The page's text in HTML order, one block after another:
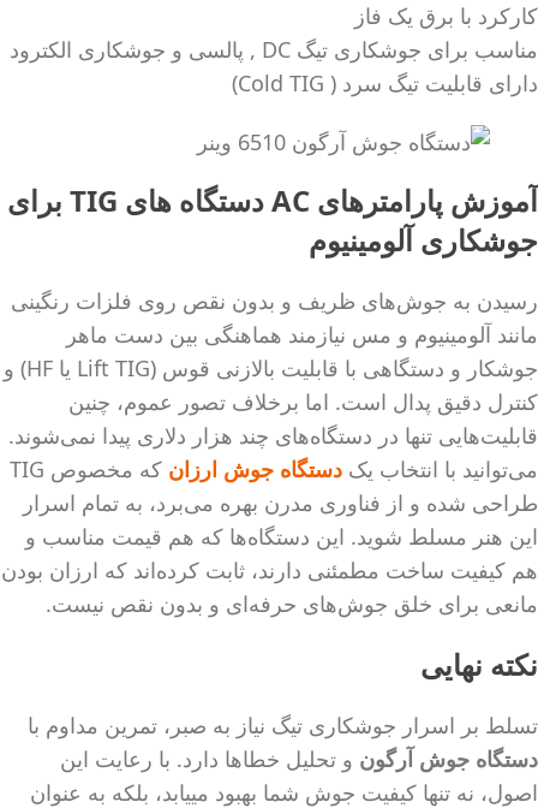
کارکرد با برق یک فاز
مناسب برای جوشکاری تیگ DC , پالسی و جوشکاری الکترود
دارای قابلیت تیگ سرد ( Cold TIG)
آموزش پارامترهای AC دستگاه های TIG برای
جوشکاری آلومینیوم
رسیدن به جوش‌های ظریف و بدون نقص روی فلزات رنگینی
مانند آلومینیوم و مس نیازمند هماهنگی بین دست ماهر
جوشکار و دستگاهی با قابلیت بالازنی قوس (Lift TIG یا HF) و
کنترل دقیق پدال است. اما برخلاف تصور عموم، چنین
قابلیت‌هایی تنها در دستگاه‌های چند هزار دلاری پیدا نمی‌شوند.
می‌توانید با انتخاب یک دستگاه جوش ارزان
که مخصوص TIG
طراحی شده و از فناوری مدرن بهره می‌برد، به تمام اسرار
این هنر مسلط شوید. این دستگاه‌ها که هم قیمت مناسب و
هم کیفیت ساخت مطمئنی دارند، ثابت کرده‌اند که ارزان بودن
مانعی برای خلق جوش‌های حرفه‌ای و بدون نقص نیست.
نکته نهایی
تسلط بر اسرار جوشکاری تیگ نیاز به صبر، تمرین مداوم با
دستگاه جوش آرگون و تحلیل خطاها دارد. با رعایت این
اصول، نه تنها کیفیت جوش شما بهبود مییابد، بلکه به عنوان